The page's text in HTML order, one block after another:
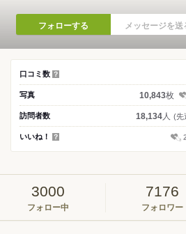
フォローする メッセージを送
口コミ数 ？
写真 10,843枚
訪問者数 18,134人 (先
いいね！ ？
3000
フォロー中
7176
フォロワー